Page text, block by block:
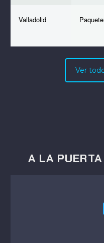
Valladolid
Ver
A LA